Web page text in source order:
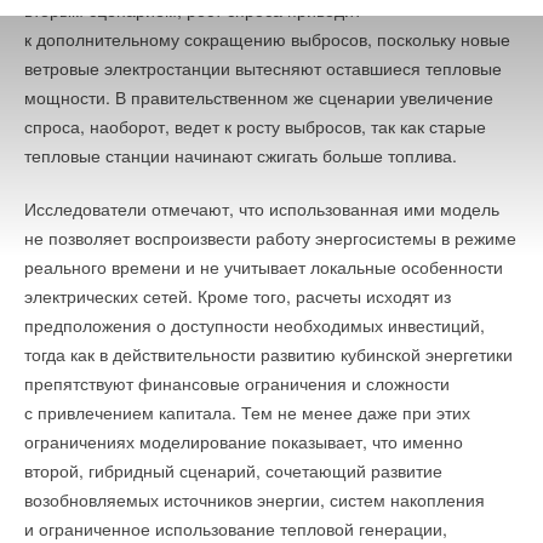
вторым сценарием, рост спроса приводит
к дополнительному сокращению выбросов, поскольку новые
ветровые электростанции вытесняют оставшиеся тепловые
мощности. В правительственном же сценарии увеличение
спроса, наоборот, ведет к росту выбросов, так как старые
тепловые станции начинают сжигать больше топлива.
Исследователи отмечают, что использованная ими модель
не позволяет воспроизвести работу энергосистемы в режиме
реального времени и не учитывает локальные особенности
электрических сетей. Кроме того, расчеты исходят из
предположения о доступности необходимых инвестиций,
тогда как в действительности развитию кубинской энергетики
препятствуют финансовые ограничения и сложности
с привлечением капитала. Тем не менее даже при этих
ограничениях моделирование показывает, что именно
второй, гибридный сценарий, сочетающий развитие
возобновляемых источников энергии, систем накопления
и ограниченное использование тепловой генерации,